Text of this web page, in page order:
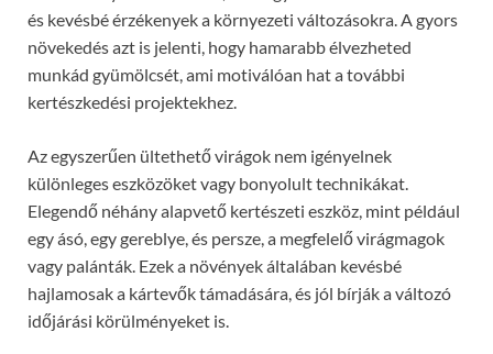
és kevésbé érzékenyek a környezeti változásokra. A gyors
növekedés azt is jelenti, hogy hamarabb élvezheted
munkád gyümölcsét, ami motiválóan hat a további
kertészkedési projektekhez.
Az egyszerűen ültethető virágok nem igényelnek
különleges eszközöket vagy bonyolult technikákat.
Elegendő néhány alapvető kertészeti eszköz, mint például
egy ásó, egy gereblye, és persze, a megfelelő virágmagok
vagy palánták. Ezek a növények általában kevésbé
hajlamosak a kártevők támadására, és jól bírják a változó
időjárási körülményeket is.